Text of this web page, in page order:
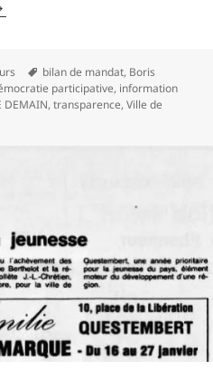
élus à mi mandat, notre
Mots-
clés
bilan de mandat, Boris
participative, information
DEMAIN,transparence,Ville de